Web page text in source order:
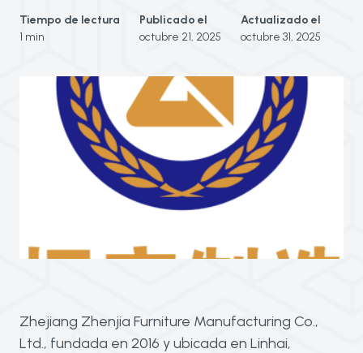
Tiempo de lectura
1 min
Publicado el
octubre 21, 2025
Actualizado el
octubre 31, 2025
Zhejiang Zhenjia Furniture Manufacturing Co.,
Ltd., fundada en 2016 y ubicada en Linhai,